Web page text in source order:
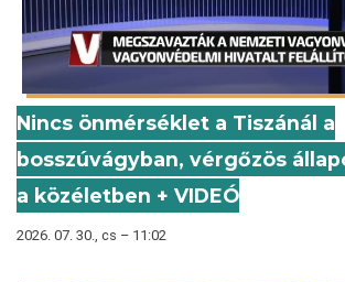
Nincs önmérséklet a Tiszánál a
bosszúvágyban, vérgőzös
a közéletben + VIDEÓ
2026. 07. 30., cs – 11:02